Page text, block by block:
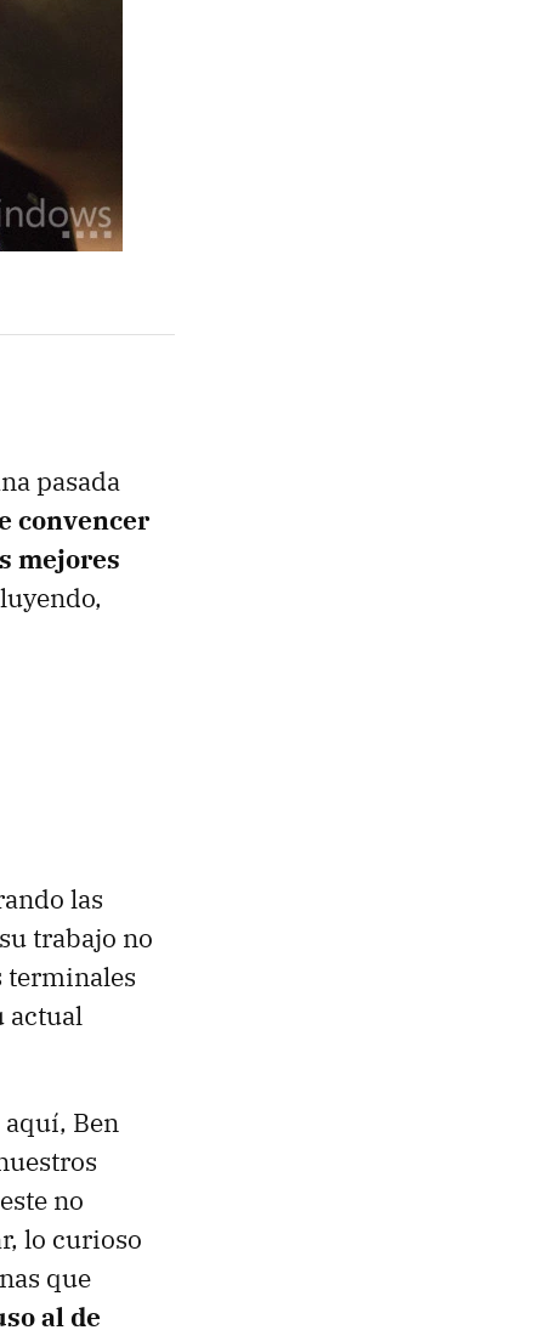
pasada
convencer
mejores
las
trabajo no
terminales
actual
Ben
no
lo curioso
que
al de